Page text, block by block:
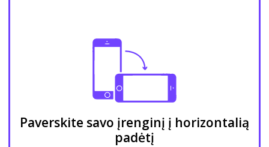
Paverskite savo įrenginį į horizontalią
padėtį